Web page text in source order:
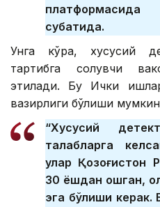
суҳбатида.
Унга кўра, хусусий
тартибга солувчи
этилади. Бу Ички
вазирлиги бўлиши
“Хусусий
талабларга
улар Қозоғистон
30 ёшдан ошган,
эга бўлиши керак.